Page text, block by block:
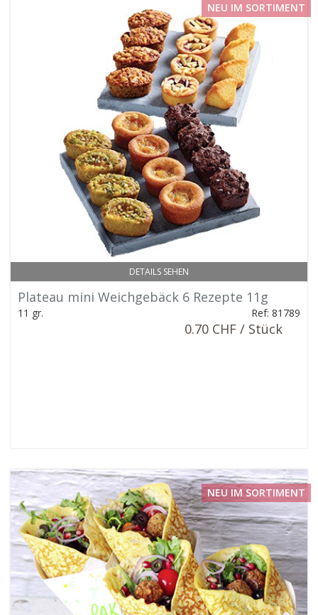
DETAILS SEHEN
NEU IM SORTIMENT
Plateau mini Weichgebäck 6 Rezepte 11g
11 gr. Ref: 81789
0.70 CHF / Stück
NEU IM SORTIMENT